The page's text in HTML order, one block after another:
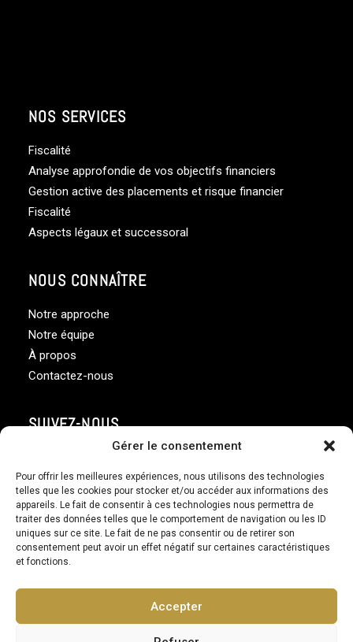
Gérer le consentement
Pour offrir les meilleures expériences, nous utilisons des technologies
telles que les cookies pour stocker et/ou accéder aux informations des
appareils. Le fait de consentir à ces technologies nous permettra de
traiter des données telles que le comportement de navigation ou les ID
uniques sur ce site. Le fait de ne pas consentir ou de retirer son
consentement peut avoir un effet négatif sur certaines caractéristiques
et fonctions.
Accepter
NOS SERVICES
Fiscalité
Analyse approfondie de vos objectifs financiers
Gestion active des placements et risque financier
Fiscalité
Aspects légaux et successoral
NOUS CONNAÎTRE
Notre approche
Notre équipe
À propos
Contactez-nous
SUIVEZ-NOUS
© 2026 Gestion financière Assante ltée est membre de
Synergie Gestion privée. tous droits réservés.
Sécurité|Avis de confidentialité|Plaintes|Avis